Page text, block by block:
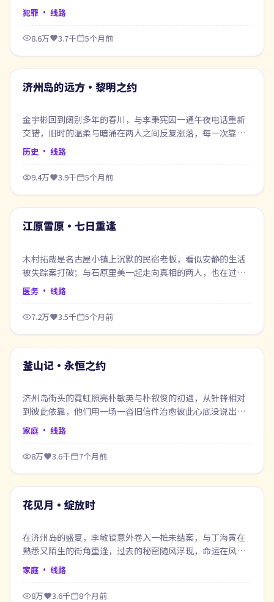
犯罪 · 线路
8.6万 3.7千 5个月前
最新
济州岛的远方·黎明之约
金宇彬回到阔别多年的春川，与李秉宪因一通午夜电话重新
交错，旧时的温柔与暗涌在两人之间反复涨落，每一次靠近
都像在赎回当年的失约。
历史 · 线路
9.4万 3.9千 5个月前
最新
江原雪原·七日重逢
木村拓哉是名古屋小镇上沉默的民宿老板，看似安静的生活
被失踪案打破；与石原里美一起走向真相的两人，也在过程
中重新认识自己。
医务 · 线路
7.2万 3.5千 5个月前
最新
釜山记·永恒之约
济州岛街头的霓虹照亮朴敏英与朴叙俊的初遇，从针锋相对
到彼此依靠，他们用一场一沓旧信件治愈彼此心底没说出口
的话。
家庭 · 线路
8万 3.6千 7个月前
最新
花见月·绽放时
在济州岛的盛夏，李敏镐意外卷入一桩未结案，与丁海寅在
熟悉又陌生的街角重逢，过去的秘密随风浮现，命运在风雨
之间悄然改写。
家庭 · 线路
8万 3.6千 8个月前